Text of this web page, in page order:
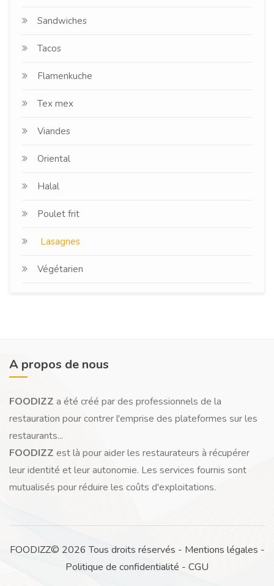
Sandwiches
Tacos
Flamenkuche
Tex mex
Viandes
Oriental
Halal
Poulet frit
Lasagnes
Végétarien
A propos de nous
FOODIZZ a été créé par des professionnels de la
restauration pour contrer l'emprise des plateformes sur les
restaurants...
FOODIZZ est là pour aider les restaurateurs à récupérer
leur identité et leur autonomie. Les services fournis sont
mutualisés pour réduire les coûts d'exploitations.
FOODIZZ© 2026 Tous droits réservés - Mentions légales -
Politique de confidentialité - CGU